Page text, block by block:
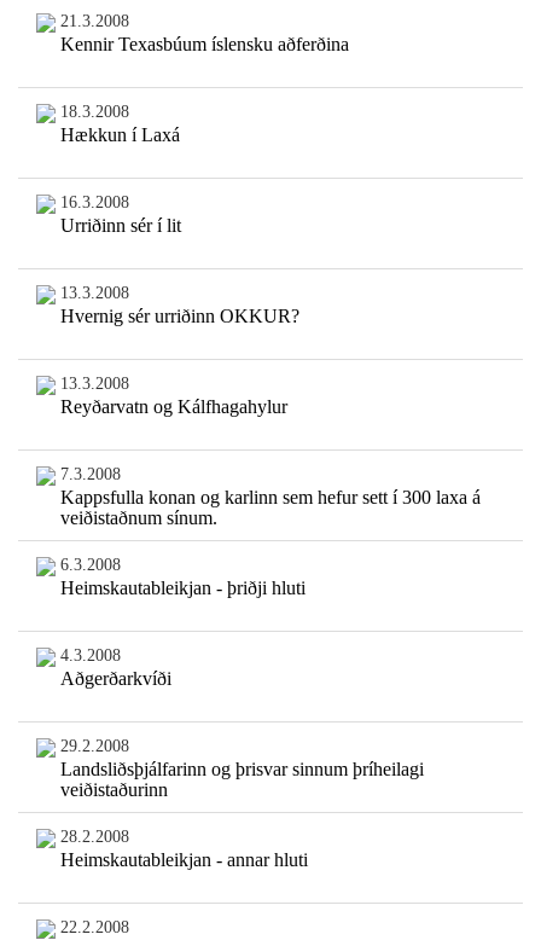
21.3.2008
Kennir Texasbúum íslensku aðferðina
18.3.2008
Hækkun í Laxá
16.3.2008
Urriðinn sér í lit
13.3.2008
Hvernig sér urriðinn OKKUR?
13.3.2008
Reyðarvatn og Kálfhagahylur
7.3.2008
Kappsfulla konan og karlinn sem hefur sett í 300 laxa á
veiðistaðnum sínum.
6.3.2008
Heimskautableikjan - þriðji hluti
4.3.2008
Aðgerðarkvíði
29.2.2008
Landsliðsþjálfarinn og þrisvar sinnum þríheilagi
veiðistaðurinn
28.2.2008
Heimskautableikjan - annar hluti
22.2.2008